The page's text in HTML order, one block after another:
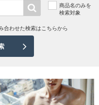
商品名のみを
検索対象
合わせた検索はこちらから